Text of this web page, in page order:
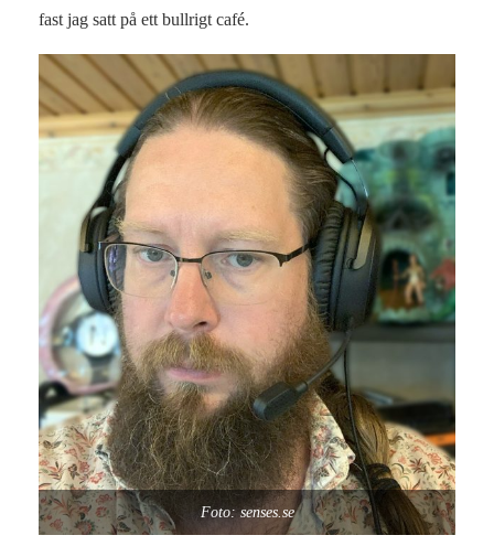
fast jag satt på ett bullrigt café.
Foto: senses.se